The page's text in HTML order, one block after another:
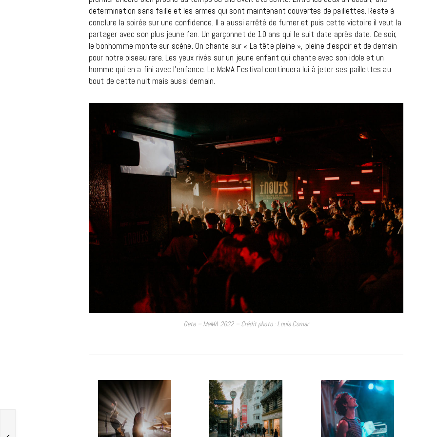
determination sans faille et les armes qui sont maintenant couvertes de paillettes. Reste à
conclure la soirée sur une confidence. Il a aussi arrêté de fumer et puis cette victoire il veut la
partager avec son plus jeune fan. Un garçonnet de 10 ans qui le suit date après date. Ce soir,
le bonhomme monte sur scène. On chante sur « La tête pleine », pleine d’espoir et de demain
pour notre oiseau rare. Les yeux rivés sur un jeune enfant qui chante avec son idole et un
homme qui en a fini avec l’enfance. Le MaMA Festival continuera lui à jeter ses paillettes au
bout de cette nuit mais aussi demain.
Oete – MaMA 2022 – Crédit photo : Louis Comar
LIFESTYLE
documentaire plus Ginsburg que
France 3